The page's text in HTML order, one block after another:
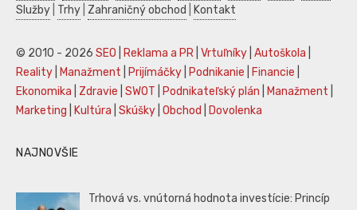
Služby Trhy Zahraničný obchod Kontakt
© 2010 - 2026 SEO Reklama a PR Vrtuľníky Autoškola
Reality
Manažment Prijímáčky Podnikanie Financie
Ekonomika
Zdravie SWOT Podnikateľský plán Manažment
Marketing
Kultúra Skúšky Obchod Dovolenka
NAJNOVŠIE
Trhová vs. vnútorná hodnota investície: Princíp